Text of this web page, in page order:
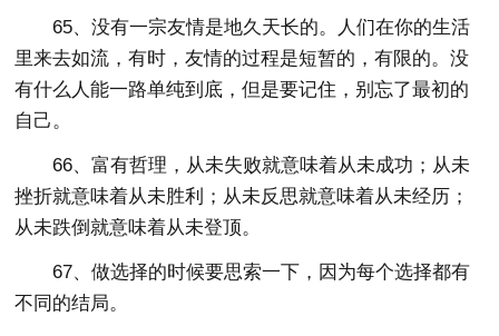
65、没有一宗友情是地久天长的。人们在你的生活
里来去如流，有时，友情的过程是短暂的，有限的。没
有什么人能一路单纯到底，但是要记住，别忘了最初的
自己。
66、富有哲理，从未失败就意味着从未成功；从未
挫折就意味着从未胜利；从未反思就意味着从未经历；
从未跌倒就意味着从未登顶。
67、做选择的时候要思索一下，因为每个选择都有
不同的结局。